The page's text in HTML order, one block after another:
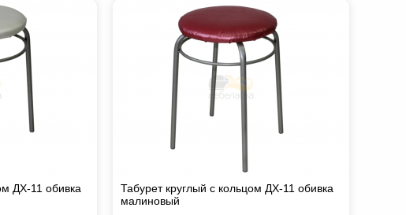
ДХ-11 обивка
Табурет круглый с кольцом ДХ-11 обивка
малиновый